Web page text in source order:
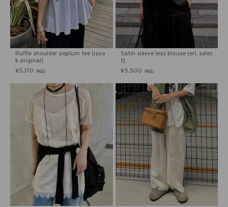
Ruffle shoulder peplum tee (isoo
k original)
¥5,170 （税込）
Satin sleeve less blouse (eri. selec
t)
¥5,500 （税込）